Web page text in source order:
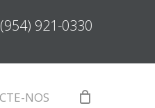
921-0330
NOS